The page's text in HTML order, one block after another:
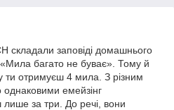
складали заповіді домашнього
багато не буває». Тому й
ти отримуєш 4 мила. З різним
емейзінг
за три. До речі, вони